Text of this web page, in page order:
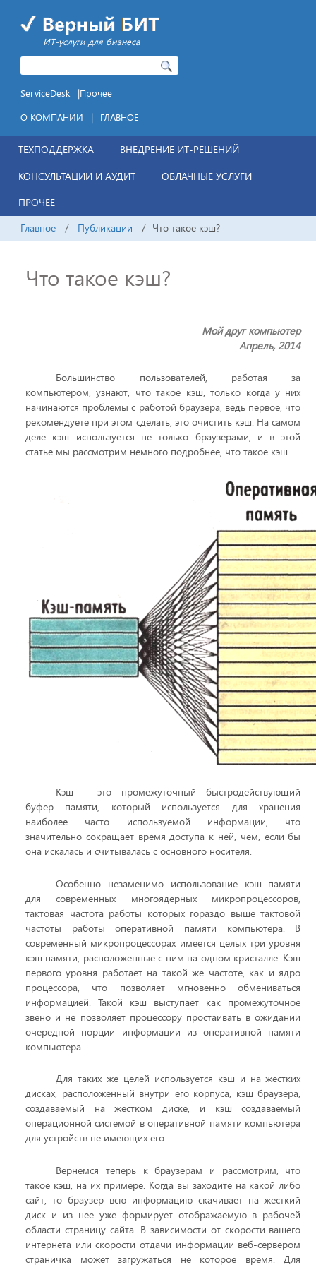
ИТ-услуги для бизнеса
ServiceDesk |Прочее
О КОМПАНИИ
| ГЛАВНОЕ
ТЕХПОДДЕРЖКА ВНЕДРЕНИЕ ИТ-РЕШЕНИЙ
КОНСУЛЬТАЦИИ И АУДИТ ОБЛАЧНЫЕ УСЛУГИ
ПРОЧЕЕ
Главное / Публикации / Что такое кэш?
Что такое кэш?
Мой друг компьютер
Апрель, 2014
Большинство пользователей, работая за
компьютером, узнают, что такое кэш, только когда у них
начинаются проблемы с работой браузера, ведь первое, что
рекомендуете при этом сделать, это очистить кэш. На самом
деле кэш используется не только браузерами, и в этой
статье мы рассмотрим немного подробнее, что такое кэш.
Кэш - это промежуточный быстродействующий
буфер памяти, который используется для хранения
наиболее часто используемой информации, что
значительно сокращает время доступа к ней, чем, если бы
она искалась и считывалась с основного носителя.
Особенно незаменимо использование кэш памяти
для современных многоядерных микропроцессоров,
тактовая частота работы которых гораздо выше тактовой
частоты работы оперативной памяти компьютера. В
современный микропроцессорах имеется целых три уровня
кэш памяти, расположенные с ним на одном кристалле. Кэш
первого уровня работает на такой же частоте, как и ядро
процессора, что позволяет мгновенно обмениваться
информацией. Такой кэш выступает как промежуточное
звено и не позволяет процессору простаивать в ожидании
очередной порции информации из оперативной памяти
компьютера.
Для таких же целей используется кэш и на жестких
дисках, расположенный внутри его корпуса, кэш браузера,
создаваемый на жестком диске, и кэш создаваемый
операционной системой в оперативной памяти компьютера
для устройств не имеющих его.
Вернемся теперь к браузерам и рассмотрим, что
такое кэш, на их примере. Когда вы заходите на какой либо
сайт, то браузер всю информацию скачивает на жесткий
диск и из нее уже формирует отображаемую в рабочей
области страницу сайта. В зависимости от скорости вашего
интернета или скорости отдачи информации веб-сервером
страничка может загружаться не которое время. Для